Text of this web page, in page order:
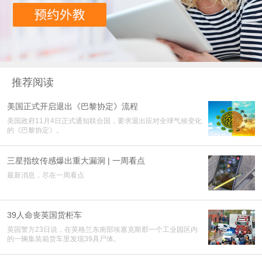
推荐阅读
美国正式开启退出《巴黎协定》流程
美国政府11月4日正式通知联合国，要求退出应对全球气候变化
的《巴黎协定》。
三星指纹传感爆出重大漏洞 | 一周看点
最新消息，尽在一周看点
39人命丧英国货柜车
英国警方23日说，在英格兰东南部埃塞克斯郡一个工业园区内
的一辆集装箱货车里发现39具尸体。